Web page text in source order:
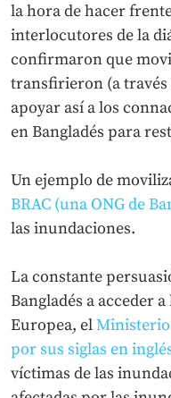
la hora de hacer
interlocutores de la
confirmaron que
transfirieron (a través
apoyar así a los
en Bangladés para
Un ejemplo de
BRAC (una ONG de
las inundaciones.
La constante
Bangladés a acceder
Europea, el Ministerio
por sus siglas en
víctimas de las